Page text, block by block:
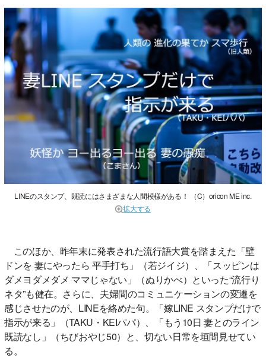
LINEのスタンプ、既読にはさまざまな人間模様がある！ （C）oricon ME inc.
拡大する
このほか、昨年末に発表された流行語大賞を踏まえた「壁
ドンを 妻にやったら 平手打ち」（若ジイジ）、「スッピンは
ダメヨダメダメ ママじゃない」（ぬりかべ）といった“流行り
ネタ”も健在。さらに、夫婦間のコミュニケーションの変遷を
感じさせたのが、LINEを絡めた句。「嫁LINE スタンプだけで
指示が来る」（TAKU・KEIパパ）、「もう10日 妻とのライン
既読なし」（ちびおやじ50）と、切ない日常を垣間見せてい
る。